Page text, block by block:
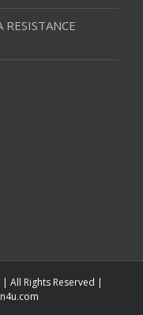
All Rights Reserved |